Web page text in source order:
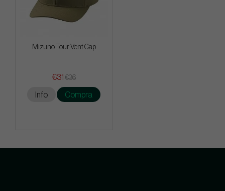
Mizuno Tour Vent Cap
€31 €36
Info Compra